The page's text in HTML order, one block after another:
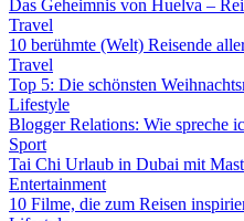
Das Geheimnis von Huelva –
Travel
10 berühmte (Welt) Reisende
Travel
Top 5: Die schönsten
Lifestyle
Blogger Relations: Wie spreche
Sport
Tai Chi Urlaub in Dubai mit
Entertainment
10 Filme, die zum Reisen